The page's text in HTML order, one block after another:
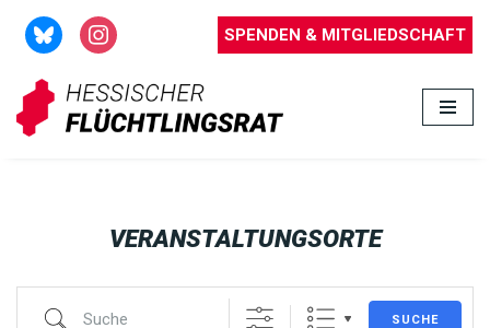
Zum
Inhalt
springen
SPENDEN & MITGLIEDSCHAFT
VERANSTALTUNGSORTE
SUCHE